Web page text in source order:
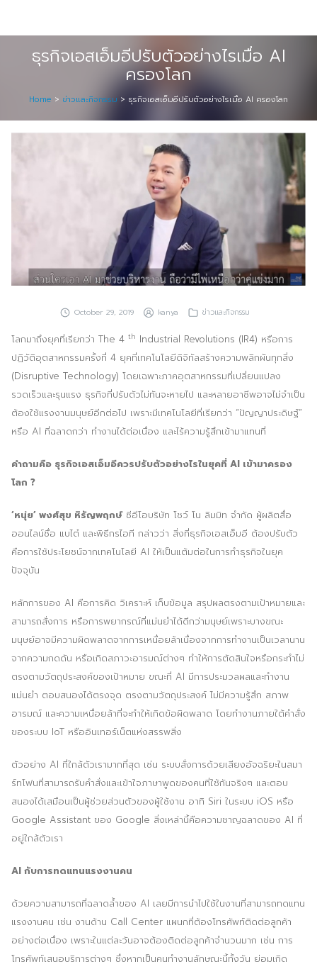
Event & Exhibition Solution
Trading & E-Commerce Solution
จัดงานแสดงสินค้าและอีเว้นท์ต่าง ๆ
ติดต่อเรา
ประชาสัมพันธ์ผ่านสื่อออฟไลน์และสื่อออนไลน์
ผลงานของเรา
ผลิตสิ่งพิมพ์และที่เกี่ยวข้อง
พัฒนาผลิตภัณฑ์
หน้าแรก
ธุรกิจเอสเอ็มอีปรับตัวอย่างไรเมื่อ AI
ครองโลก
Home > ข่าวและกิจกรรม > ธุรกิจเอสเอ็มอีปรับตัวอย่างไรเมื่อ AI ครองโลก
October 29, 2019 kanya ข่าวและกิจกรรม
โลกมาถึงยุคที่เรียกว่า The 4 th Industrial Revolutions (IR4) หรือการ
ปฏิวัติอุตสาหกรรมครั้งที่ 4 ยุคที่เทคโนโลยีดิจิทัลสร้างความพลิกผันทุกสิ่ง
(Disruptive Technology) โดยเฉพาะภาคอุตสาหกรรมที่เปลี่ยนแปลง
รวดเร็วและรุนแรง ธุรกิจที่ปรับตัวไม่ทันจะหายไป และหลายอาชีพอาจไม่จำเป็น
ต้องใช้แรงงานมนุษย์อีกต่อไป เพราะมีเทคโนโลยีที่เรียกว่า “ปัญญาประดิษฐ์”
หรือ AI ที่ฉลาดกว่า ทำงานได้ต่อเนื่อง และไร้ความรู้สึกเข้ามาแทนที่
คำถามคือ ธุรกิจเอสเอ็มอีควรปรับตัวอย่างไรในยุคที่ AI เข้ามาครอง
โลก ?
‘หนุ่ย’ พงศ์สุข หิรัญพฤกษ์ซีอีโอบริษัท โชว์ โน ลิมมิท จำกัด ผู้ผลิตสื่อ
ออนไลน์ชื่อ แบไต๋ และพิธีกรไอที กล่าวว่า สิ่งที่ธุรกิจเอสเอ็มอี ต้องปรับตัว
คือการใช้ประโยชน์จากเทคโนโลยี AI ให้เป็นแต้มต่อในการทำธุรกิจในยุค
ปัจจุบัน
หลักการของ AI คือการคิด วิเคราะห์ เก็บข้อมูล สรุปผลตรงตามเป้าหมายและ
สามารถสั่งการ หรือการพยากรณ์ที่แม่นยำได้ดีกว่ามนุษย์เพราะบางขณะ
มนุษย์อาจมีความผิดพลาดจากการเหนื่อยล้าเนื่องจากการทำงานเป็นเวลานาน
จากความกดดัน หรือเกิดสภาวะอารมณ์ต่างๆ ทำให้การตัดสินใจหรือกระทำไม่
ตรงตามวัตถุประสงค์ของเป้าหมาย ขณะที่ AI มีการประมวลผลและทำงาน
แม่นยำ ตอบสนองได้ตรงจุด ตรงตามวัตถุประสงค์ ไม่มีความรู้สึก สภาพ
อารมณ์ และความเหนื่อยล้าที่จะทำให้เกิดข้อผิดพลาด โดยทำงานภายใต้คำสั่ง
ของระบบ IoT หรืออินเทอร์เน็ตแห่งสรรพสิ่ง
ตัวอย่าง AI ที่ใกล้ตัวเรามากที่สุด เช่น ระบบสั่งการด้วยเสียงอัจฉริยะในสมา
ร์ทโฟนที่สามารถรับคำสั่งและเข้าใจภาษาพูดของคนที่ใช้กันจริงๆ และตอบ
สนองได้เสมือนเป็นผู้ช่วยส่วนตัวของผู้ใช้งาน อาทิ Siri ในระบบ iOS หรือ
Google Assistant ของ Google สิ่งเหล่านี้คือความชาญฉลาดของ AI ที่
อยู่ใกล้ตัวเรา
AI กับการทดแทนแรงงานคน
ด้วยความสามารถที่ฉลาดล้ำของ AI เลยมีการนำไปใช้ในงานที่สามารถทดแทน
แรงงานคน เช่น งานด้าน Call Center แผนกที่ต้องโทรศัพท์ติดต่อลูกค้า
อย่างต่อเนื่อง เพราะในแต่ละวันอาจต้องติดต่อลูกค้าจำนวนมาก เช่น การ
โทรศัพท์เสนอบริการต่างๆ ซึ่งหากเป็นคนทำงานลักษณะนี้ทั้งวัน ย่อมเกิด